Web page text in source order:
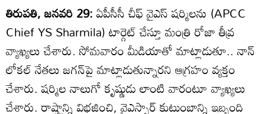
తిరుపతి, జనవరి 29:ఏపీసీసీ చీఫ్ వైఎస్ షర్మిలను (APCC
Chief YS Sharmila) టార్గెట్ చేస్తూ మంత్రి రోజా తీవ్ర
వ్యాఖ్యలు చేశారు. సోమవారం మీడియాతో మాట్లాడుతూ.. నాన్
లోకల్ నేతలు జగన్‌పై మాట్లాడుతున్నారని ఆగ్రహం వ్యక్తం
చేశారు. షర్మిల నాలుగో కృష్ణుడు లాంటి వారంటూ వ్యాఖ్యలు
చేశారు. రాష్ట్రాన్ని విభజించి, వైఎస్సార్ కుటుంబాన్ని ఇబ్బంది